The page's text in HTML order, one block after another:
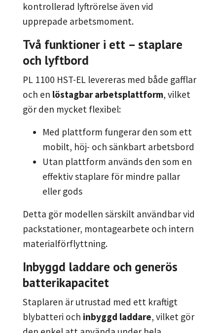
kontrollerad lyftrörelse även vid
upprepade arbetsmoment.
Två funktioner i ett – staplare
och lyftbord
PL 1100 HST-EL levereras med både gafflar
och en löstagbar arbetsplattform, vilket
gör den mycket flexibel:
Med plattform fungerar den som ett
mobilt, höj- och sänkbart arbetsbord
Utan plattform används den som en
effektiv staplare för mindre pallar
eller gods
Detta gör modellen särskilt användbar vid
packstationer, montagearbete och intern
materialförflyttning.
Inbyggd laddare och generös
batterikapacitet
Staplaren är utrustad med ett kraftigt
blybatteri och inbyggd laddare, vilket gör